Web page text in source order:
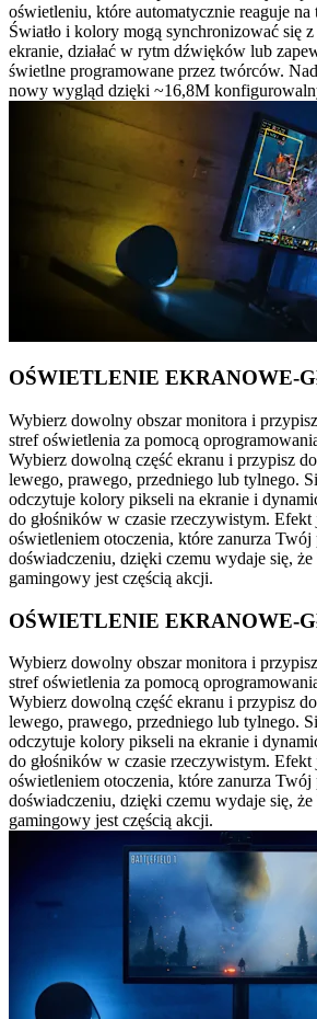
oświetleniu, które automatycznie reaguje na
Światło i kolory mogą synchronizować się
ekranie, działać w rytm dźwięków lub
świetlne programowane przez twórców.
nowy wygląd dzięki ~16,8M
OŚWIETLENIE EKRANOWE-
Wybierz dowolny obszar monitora i
stref oświetlenia za pomocą
Wybierz dowolną część ekranu i przypisz
lewego, prawego, przedniego lub tylnego.
odczytuje kolory pikseli na ekranie i
do głośników w czasie rzeczywistym. Efekt
oświetleniem otoczenia, które zanurza
doświadczeniu, dzięki czemu wydaje się,
gamingowy jest częścią akcji.
OŚWIETLENIE EKRANOWE-
Wybierz dowolny obszar monitora i
stref oświetlenia za pomocą
Wybierz dowolną część ekranu i przypisz
lewego, prawego, przedniego lub tylnego.
odczytuje kolory pikseli na ekranie i
do głośników w czasie rzeczywistym. Efekt
oświetleniem otoczenia, które zanurza
doświadczeniu, dzięki czemu wydaje się,
gamingowy jest częścią akcji.